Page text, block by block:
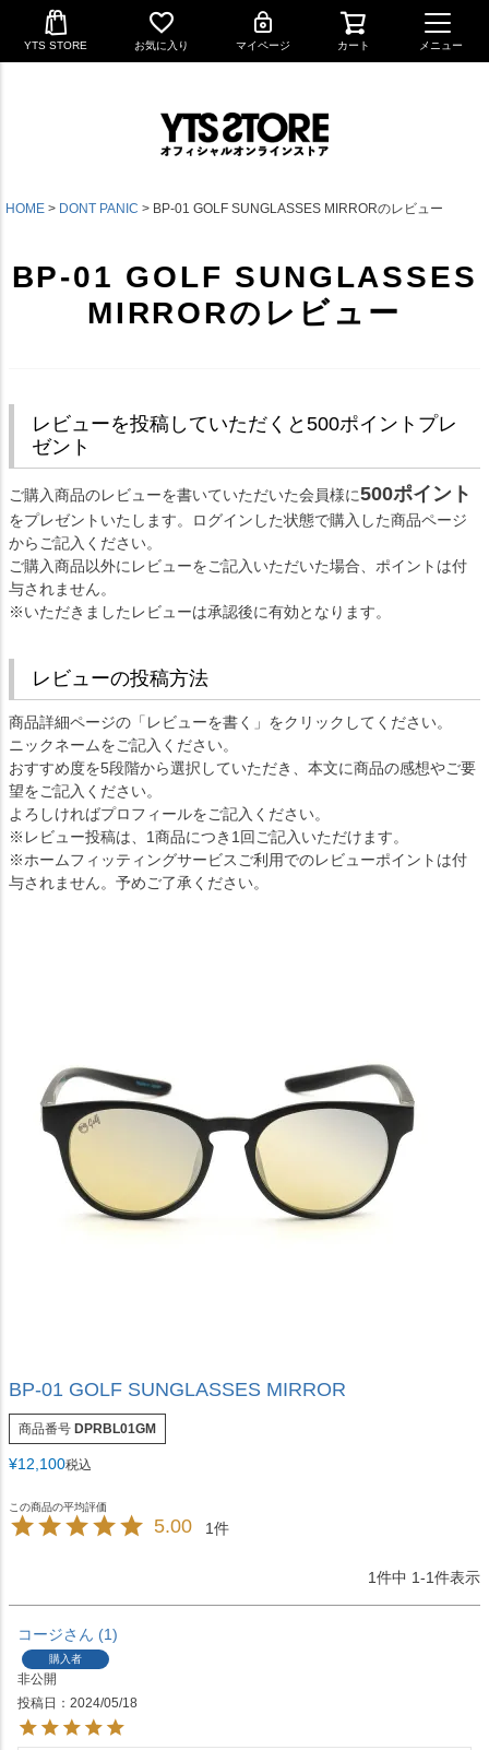
YTS STORE お気に入り マイページ カート メニュー
HOME DONT PANIC BP-01 GOLF SUNGLASSES MIRRORのレビュー
BP-01 GOLF SUNGLASSES
MIRRORのレビュー
レビューを投稿していただくと500ポイントプレ
ゼント
ご購入商品のレビューを書いていただいた会員様に500ポイント
をプレゼントいたします。ログインした状態で購入した商品ページ
からご記入ください。
ご購入商品以外にレビューをご記入いただいた場合、ポイントは付
与されません。
※いただきましたレビューは承認後に有効となります。
レビューの投稿方法
商品詳細ページの「レビューを書く」をクリックしてください。
ニックネームをご記入ください。
おすすめ度を5段階から選択していただき、本文に商品の感想やご要
望をご記入ください。
よろしければプロフィールをご記入ください。
※レビュー投稿は、1商品につき1回ご記入いただけます。
※ホームフィッティングサービスご利用でのレビューポイントは付
与されません。予めご了承ください。
BP-01 GOLF SUNGLASSES MIRROR
商品番号 DPRBL01GM
¥12,100税込
5.00 1
1件中 1-1件表示
コージ 1
購入者
非公開
投稿日
2024/05/18